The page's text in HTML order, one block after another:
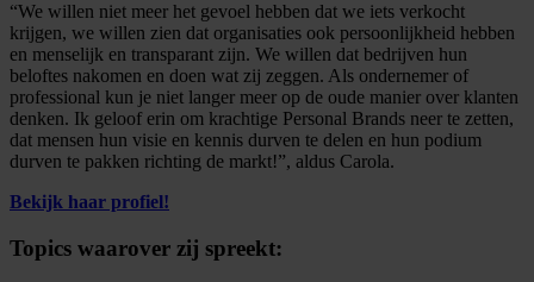
“We willen niet meer het gevoel hebben dat we iets verkocht
krijgen, we willen zien dat organisaties ook persoonlijkheid hebben
en menselijk en transparant zijn. We willen dat bedrijven hun
beloftes nakomen en doen wat zij zeggen. Als ondernemer of
professional kun je niet langer meer op de oude manier over klanten
denken. Ik geloof erin om krachtige Personal Brands neer te zetten,
dat mensen hun visie en kennis durven te delen en hun podium
durven te pakken richting de markt!”, aldus Carola.
Bekijk haar profiel!
Topics waarover zij spreekt: